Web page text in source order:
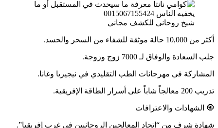
شيخ روحاني للكشف مجاني
أكثر من 10,000 حالة موثقة للشفاء من السحر والحسد.
جلب السعادة والوفاق لـ 7000 زوج وزوجة.
المشاركة في مهرجانات الطب التقليدي في نيجيريا وغانا.
تدريب 200 معالجاً شاباً على أسرار الطاقة الإفريقية.
🧿 الشهادات والاعترافات
شهادة شرف من “اتحاد المعالجين الروحانيين في غرب إفريقيا”.